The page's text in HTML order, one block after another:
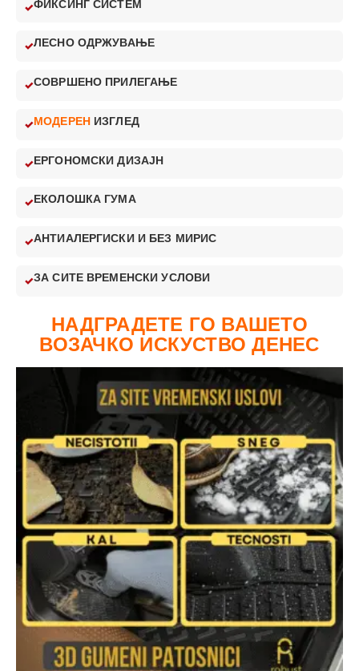
ФИКСИНГ СИСТЕМ
ЛЕСНО ОДРЖУВАЊЕ
СОВРШЕНО ПРИЛЕГАЊЕ
МОДЕРЕН ИЗГЛЕД
ЕРГОНОМСКИ ДИЗАЈН
ЕКОЛОШКА ГУМА
АНТИАЛЕРГИСКИ И БЕЗ МИРИС
ЗА СИТЕ ВРЕМЕНСКИ УСЛОВИ
НАДГРАДЕТЕ ГО ВАШЕТО
ВОЗАЧКО ИСКУСТВО ДЕНЕС